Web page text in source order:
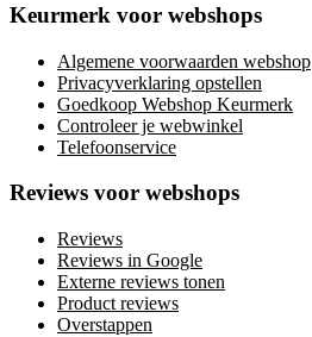
Keurmerk voor webshops
Algemene voorwaarden webshop
Privacyverklaring opstellen
Goedkoop Webshop Keurmerk
Controleer je webwinkel
Telefoonservice
Reviews voor webshops
Reviews
Reviews in Google
Externe reviews tonen
Product reviews
Overstappen